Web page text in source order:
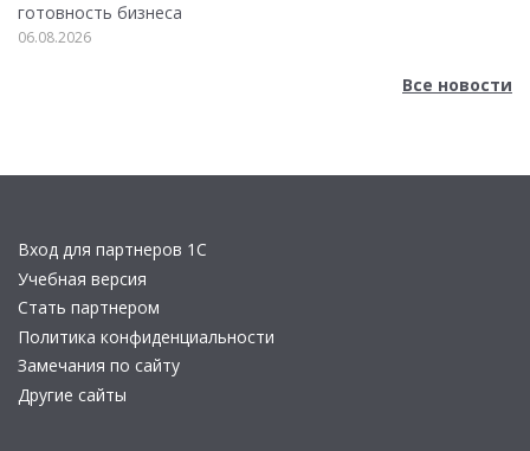
готовность бизнеса
06.08.2026
Все новости
Вход для партнеров 1С
Учебная версия
Стать партнером
Политика конфиденциальности
Замечания по сайту
Другие сайты